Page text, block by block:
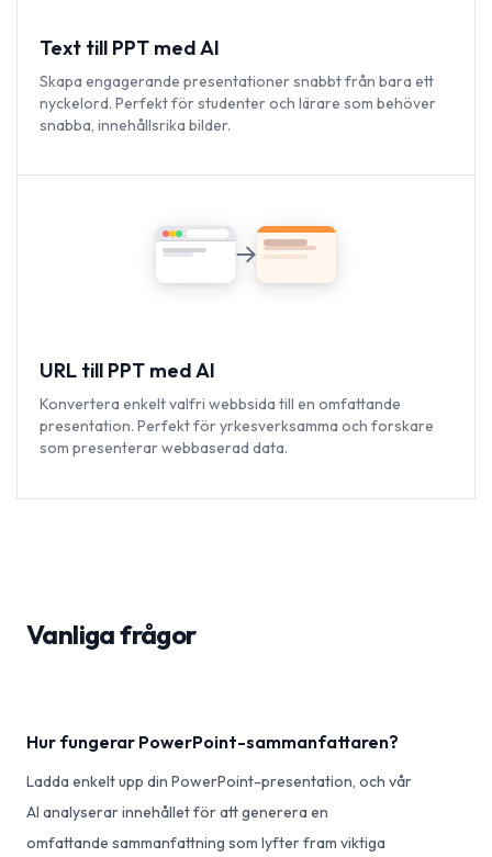
Text till PPT med AI
Skapa engagerande presentationer snabbt från bara ett
nyckelord. Perfekt för studenter och lärare som behöver
snabba, innehållsrika bilder.
URL till PPT med AI
Konvertera enkelt valfri webbsida till en omfattande
presentation. Perfekt för yrkesverksamma och forskare
som presenterar webbaserad data.
Vanliga frågor
Hur fungerar PowerPoint-sammanfattaren?
Ladda enkelt upp din PowerPoint-presentation, och vår
AI analyserar innehållet för att generera en
omfattande sammanfattning som lyfter fram viktiga